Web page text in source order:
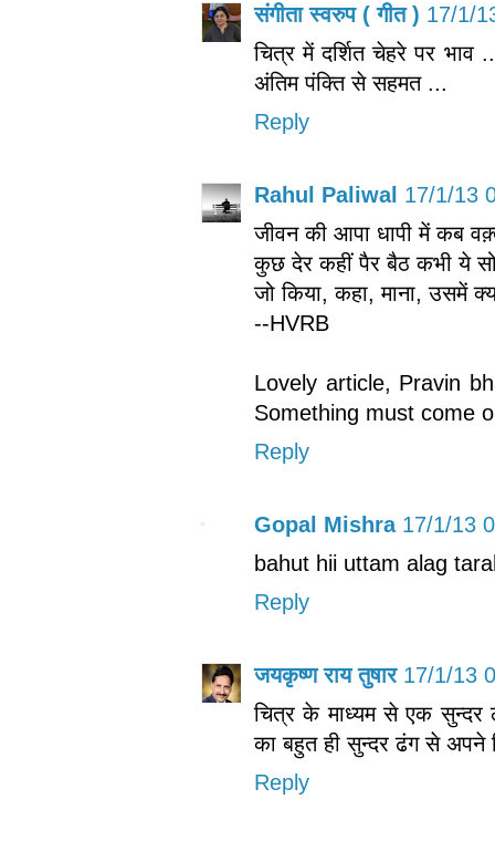
संगीता स्वरुप ( गीत ) 17/1/
चित्र में दर्शित चेहरे पर
अंतिम पंक्ति से सहमत ...
Reply
Rahul Paliwal 17/1/13
जीवन की आपा धापी में कब
कुछ देर कहीं पैर बैठ कभी ये
जो किया, कहा, माना, उसमें
--HVRB
Lovely article, Pravin
Something must come
Reply
Gopal Mishra 17/1/13
bahut hii uttam alag
Reply
जयकृष्ण राय तुषार 17/1/13
चित्र के माध्यम से एक
का बहुत ही सुन्दर ढंग से अपने
Reply